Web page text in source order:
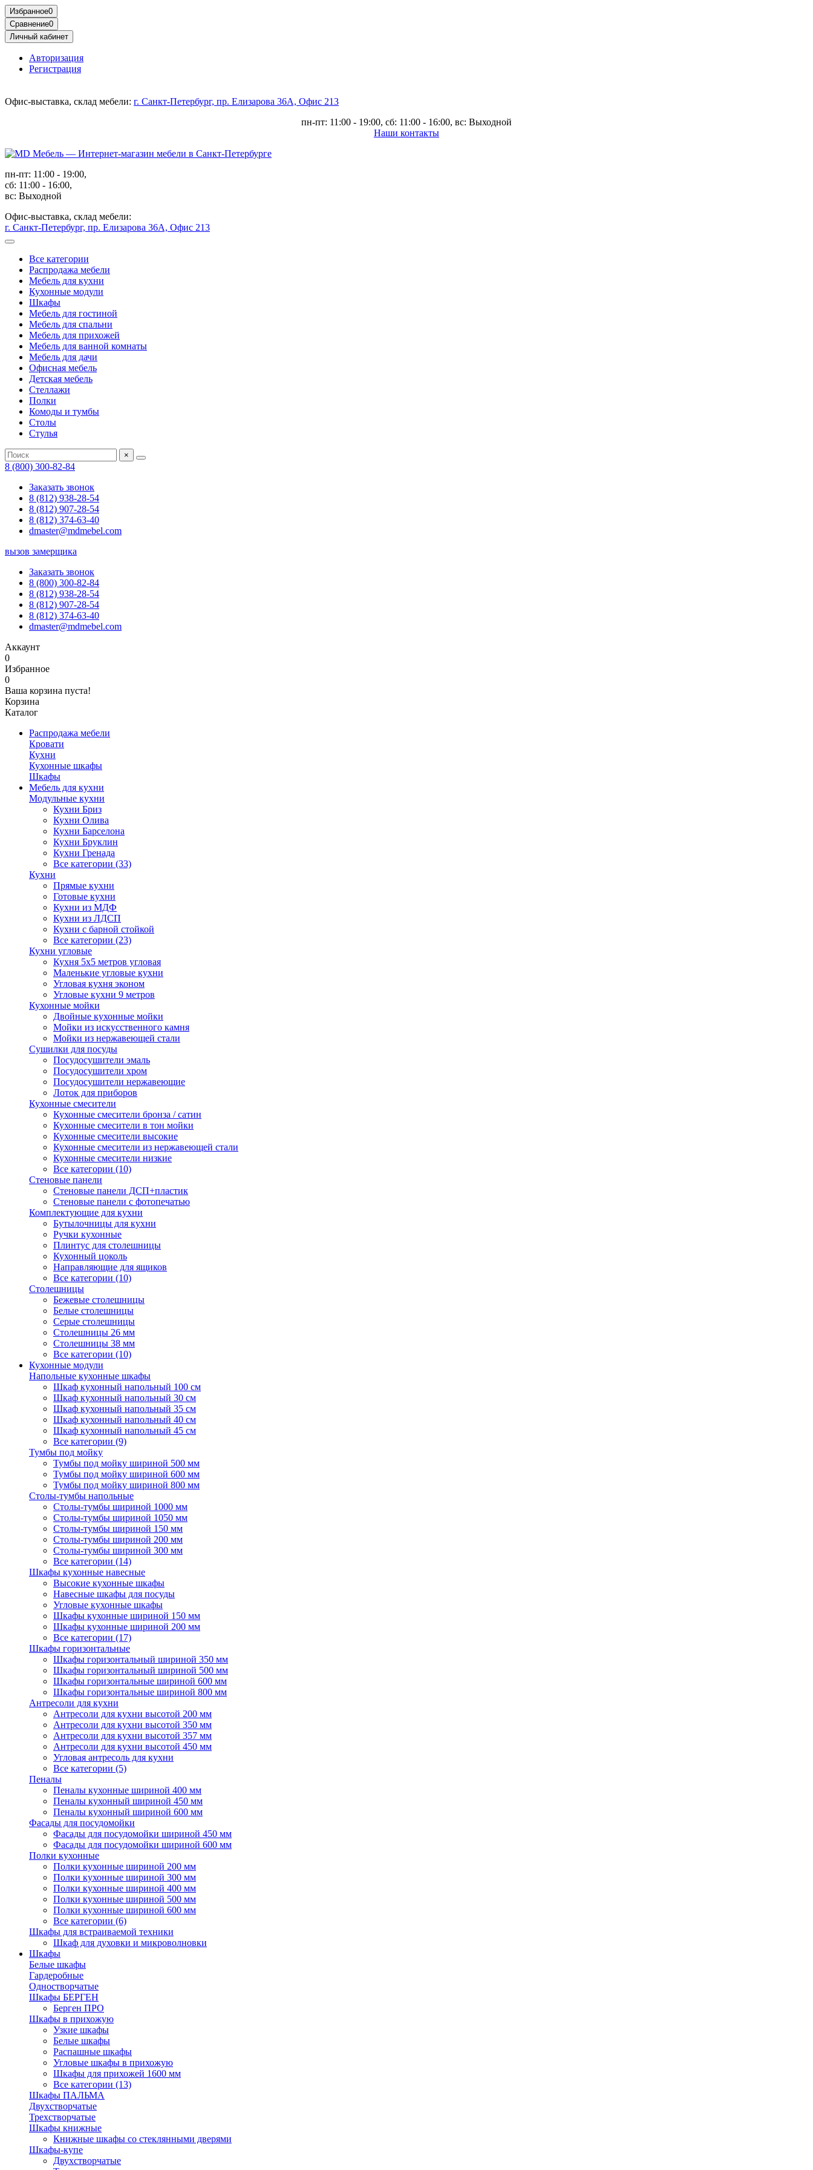
Избранное0
Сравнение0
Личный кабинет
Авторизация
Регистрация
Офис-выставка, склад мебели: г. Санкт-Петербург, пр. Елизарова 36А, Офис 213
пн-пт: 11:00 - 19:00, сб: 11:00 - 16:00, вс: Выходной
Наши контакты
пн-пт: 11:00 - 19:00,
сб: 11:00 - 16:00,
вс: Выходной
Офис-выставка, склад мебели:
г. Санкт-Петербург, пр. Елизарова 36А, Офис 213
Все категории
Распродажа мебели
Мебель для кухни
Кухонные модули
Шкафы
Мебель для гостиной
Мебель для спальни
Мебель для прихожей
Мебель для ванной комнаты
Мебель для дачи
Офисная мебель
Детская мебель
Стеллажи
Полки
Комоды и тумбы
Столы
Стулья
×
8 (800) 300-82-84
Заказать звонок
8 (812) 938-28-54
8 (812) 907-28-54
8 (812) 374-63-40
dmaster@mdmebel.com
вызов замерщика
Заказать звонок
8 (800) 300-82-84
8 (812) 938-28-54
8 (812) 907-28-54
8 (812) 374-63-40
dmaster@mdmebel.com
Аккаунт
0
Избранное
0
Ваша корзина пуста!
Корзина
Каталог
Распродажа мебели
Кровати
Кухни
Кухонные шкафы
Шкафы
Мебель для кухни
Модульные кухни
Кухни Бриз
Кухни Олива
Кухни Барселона
Кухни Бруклин
Кухни Гренада
Все категории (33)
Кухни
Прямые кухни
Готовые кухни
Кухни из МДФ
Кухни из ЛДСП
Кухни с барной стойкой
Все категории (23)
Кухни угловые
Кухня 5х5 метров угловая
Маленькие угловые кухни
Угловая кухня эконом
Угловые кухни 9 метров
Кухонные мойки
Двойные кухонные мойки
Мойки из искусственного камня
Мойки из нержавеющей стали
Сушилки для посуды
Посудосушители эмаль
Посудосушители хром
Посудосушители нержавеющие
Лоток для приборов
Кухонные смесители
Кухонные смесители бронза / сатин
Кухонные смесители в тон мойки
Кухонные смесители высокие
Кухонные смесители из нержавеющей стали
Кухонные смесители низкие
Все категории (10)
Стеновые панели
Стеновые панели ДСП+пластик
Стеновые панели с фотопечатью
Комплектующие для кухни
Бутылочницы для кухни
Ручки кухонные
Плинтус для столешницы
Кухонный цоколь
Направляющие для ящиков
Все категории (10)
Столешницы
Бежевые столешницы
Белые столешницы
Серые столешницы
Столешницы 26 мм
Столешницы 38 мм
Все категории (10)
Кухонные модули
Напольные кухонные шкафы
Шкаф кухонный напольный 100 см
Шкаф кухонный напольный 30 см
Шкаф кухонный напольный 35 см
Шкаф кухонный напольный 40 см
Шкаф кухонный напольный 45 см
Все категории (9)
Тумбы под мойку
Тумбы под мойку шириной 500 мм
Тумбы под мойку шириной 600 мм
Тумбы под мойку шириной 800 мм
Столы-тумбы напольные
Столы-тумбы шириной 1000 мм
Столы-тумбы шириной 1050 мм
Столы-тумбы шириной 150 мм
Столы-тумбы шириной 200 мм
Столы-тумбы шириной 300 мм
Все категории (14)
Шкафы кухонные навесные
Высокие кухонные шкафы
Навесные шкафы для посуды
Угловые кухонные шкафы
Шкафы кухонные шириной 150 мм
Шкафы кухонные шириной 200 мм
Все категории (17)
Шкафы горизонтальные
Шкафы горизонтальный шириной 350 мм
Шкафы горизонтальный шириной 500 мм
Шкафы горизонтальные шириной 600 мм
Шкафы горизонтальные шириной 800 мм
Антресоли для кухни
Антресоли для кухни высотой 200 мм
Антресоли для кухни высотой 350 мм
Антресоли для кухни высотой 357 мм
Антресоли для кухни высотой 450 мм
Угловая антресоль для кухни
Все категории (5)
Пеналы
Пеналы кухонные шириной 400 мм
Пеналы кухонный шириной 450 мм
Пеналы кухонный шириной 600 мм
Фасады для посудомойки
Фасады для посудомойки шириной 450 мм
Фасады для посудомойки шириной 600 мм
Полки кухонные
Полки кухонные шириной 200 мм
Полки кухонные шириной 300 мм
Полки кухонные шириной 400 мм
Полки кухонные шириной 500 мм
Полки кухонные шириной 600 мм
Все категории (6)
Шкафы для встраиваемой техники
Шкаф для духовки и микроволновки
Шкафы
Белые шкафы
Гардеробные
Одностворчатые
Шкафы БЕРГЕН
Берген ПРО
Шкафы в прихожую
Узкие шкафы
Белые шкафы
Распашные шкафы
Угловые шкафы в прихожую
Шкафы для прихожей 1600 мм
Все категории (13)
Шкафы ПАЛЬМА
Двухстворчатые
Трехстворчатые
Шкафы книжные
Книжные шкафы со стеклянными дверями
Шкафы-купе
Двухстворчатые